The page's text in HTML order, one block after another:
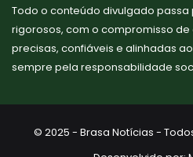
Todo o conteúdo divulgado
rigorosos, com o compromisso
precisas, confiáveis e alinhadas
sempre pela responsabilidade
© 2025 - Brasa Notícias -